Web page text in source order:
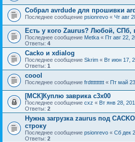
Собрал avrdude для прошивки
Последнее сообщение psionrevo « Чт авг
Есть у кого Zaurus? Любой, СПб,
Последнее сообщение Metka « Пт авг 22,
Ответы: 4
Cacko и xdialog
Последнее сообщение Skrim « Вт июн 17,
Ответы: 1
coool
Последнее сообщение frdttttttttt « Пт май
[МСК]Куплю заврика c3x00
Последнее сообщение cxz « Вт янв 28,
Ответы: 2
Нужна загрузка zaurus под
строку
Последнее сообщение psionrevo « Сб дек
Ответы: 2